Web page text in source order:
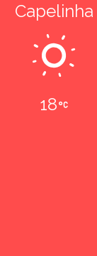
Capelinha
18